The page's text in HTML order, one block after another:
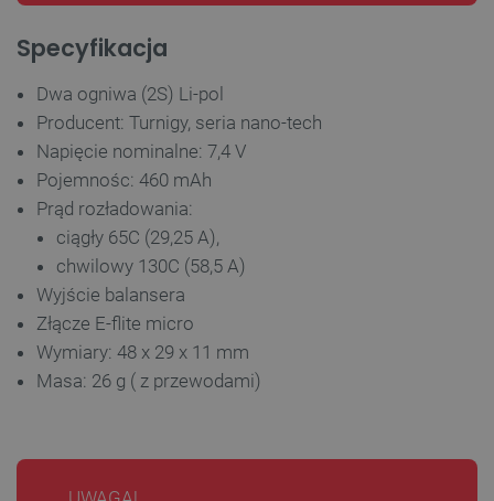
Specyfikacja
Dwa ogniwa (2S) Li-pol
Producent: Turnigy, seria nano-tech
Napięcie nominalne: 7,4 V
Pojemnośc: 460 mAh
Prąd rozładowania:
ciągły 65C (29,25 A),
chwilowy 130C (58,5 A)
Wyjście balansera
Złącze E-flite micro
Wymiary: 48 x 29 x 11 mm
Masa: 26 g ( z przewodami)